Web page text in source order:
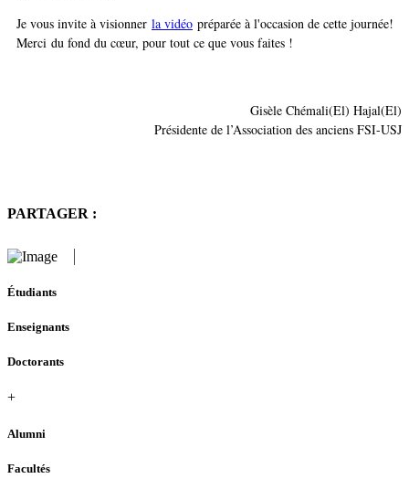
Je vous invite à visionner la vidéo préparée à l'occasion de cette journée!
Merci du fond du cœur, pour tout ce que vous faites !
Gisèle Chémali(El) Hajal(El)
Présidente de l’Association des anciens FSI-USJ
PARTAGER :
Étudiants
Enseignants
Doctorants
+
Alumni
Facultés